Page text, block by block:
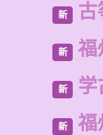
新 古
新 福
新 学
新 福